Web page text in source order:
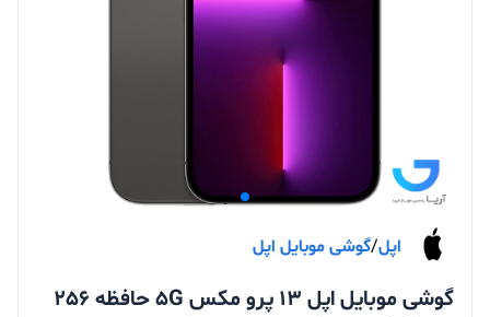
اپل/گوشی موبایل اپل
گوشی موبایل اپل 13 پرو مکس 5G حافظه 256